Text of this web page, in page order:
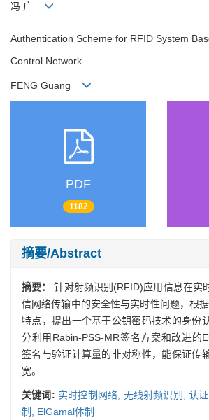
冯 广
Authentication Scheme for RFID System
Control Network
FENG Guang
PDF
1182
摘要/Abstract
摘要：针对射频识别(RFID)应用信息在实
信网络传输中的安全性与实时性问题，根
特点，提出一个基于公钥密码技术的身份
分利用Rabin-PSS-MR签名方案和改进的
签名与验证计算量的非对称性，能保证传
宽。
关键词: 实时控制网络, 无线射频识别,认证,
制, ElGamal体制